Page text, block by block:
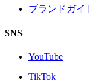
ブランドガイ
SNS
YouTube
TikTok